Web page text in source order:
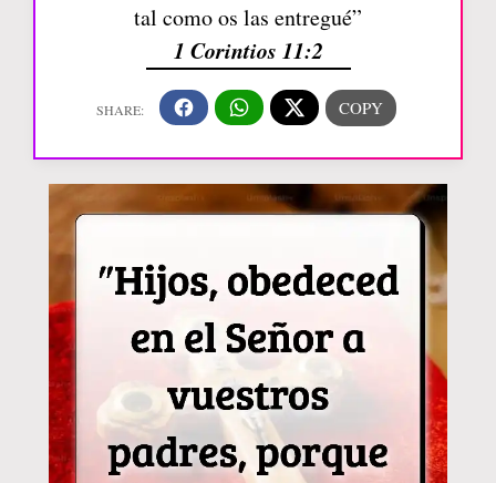
tal como os las entregué”
1 Corintios 11:2